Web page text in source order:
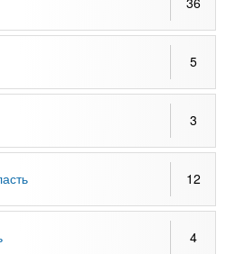
курси 5
3
12
4